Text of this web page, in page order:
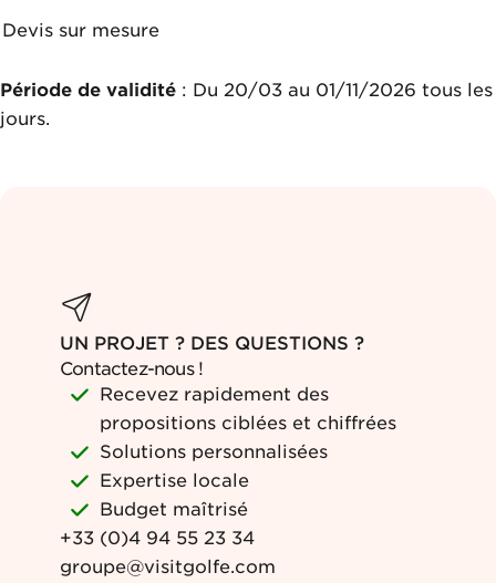
Devis sur mesure
Période de validité : Du 20/03 au 01/11/2026 tous les
jours.
UN PROJET ? DES QUESTIONS ?
Contactez-nous !
Recevez rapidement des
propositions ciblées et chiffrées
Solutions personnalisées
Expertise locale
Budget maîtrisé
+33 (0)4 94 55 23 34
groupe@visitgolfe.com